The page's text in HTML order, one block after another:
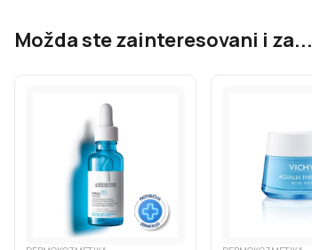
Možda ste zainteresovani i za...